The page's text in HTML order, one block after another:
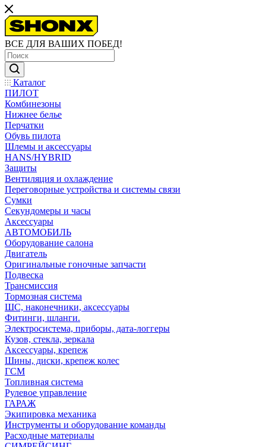
ВСЕ ДЛЯ ВАШИХ ПОБЕД!
Каталог
ПИЛОТ
Комбинезоны
Нижнее белье
Перчатки
Обувь пилота
Шлемы и аксессуары
HANS/HYBRID
Защиты
Вентиляция и охлаждение
Переговорные устройства и системы связи
Сумки
Секундомеры и часы
Аксессуары
АВТОМОБИЛЬ
Оборудование салона
Двигатель
Оригинальные гоночные запчасти
Подвеска
Трансмиссия
Тормозная система
ШС, наконечники, аксессуары
Фитинги, шланги.
Электросистема, приборы, дата-логгеры
Кузов, стекла, зеркала
Аксессуары, крепеж
Шины, диски, крепеж колес
ГСМ
Топливная система
Рулевое управление
ГАРАЖ
Экипировка механика
Инструменты и оборудование команды
Расходные материалы